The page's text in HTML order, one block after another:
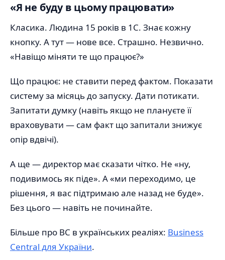
«Я не буду в цьому працювати»
Класика. Людина 15 років в 1С. Знає кожну
кнопку. А тут — нове все. Страшно. Незвично.
«Навіщо міняти те що працює?»
Що працює: не ставити перед фактом. Показати
систему за місяць до запуску. Дати потикати.
Запитати думку (навіть якщо не плануєте її
враховувати — сам факт що запитали знижує
опір вдвічі).
А ще — директор має сказати чітко. Не «ну,
подивимось як піде». А «ми переходимо, це
рішення, я вас підтримаю але назад не буде».
Без цього — навіть не починайте.
Більше про BC в українських реаліях: Business
Central для України.